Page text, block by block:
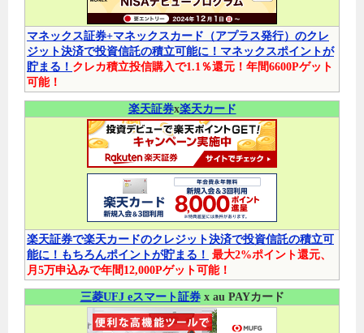
マネックス証券+マネックスカード（アプラス発行）のクレ
ジット決済で投資信託の積立可能に！マネックスポイントが
貯まる！ クレカ積立投信購入で1.1％還元！年間6600Pゲット
可能！
楽天証券x楽天カード
楽天証券で楽天カードのクレジット決済で投資信託の積立可
能に！もちろんポイントが貯まる！ 最大2%ポイント還元、
月5万申込みで年間12,000Pゲット可能！
三菱UFJ eスマート証券x au PAYカード